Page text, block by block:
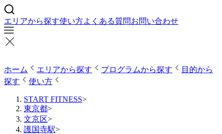
エリアから探す使い方よくある質問お問い合わせ
ホーム エリアから探す プログラムから探す
目的から
探す
使い方
START FITNESS>
東京都>
文京区>
護国寺駅>